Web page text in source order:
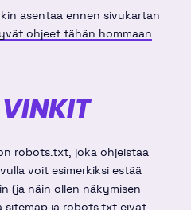
asentaa ennen sivukartan
ohjeet tähän hommaan.
VINKIT
robots.txt, joka ohjeistaa
voit esimerkiksi estää
(ja näin ollen näkymisen
sitemap ja robots.txt eivät